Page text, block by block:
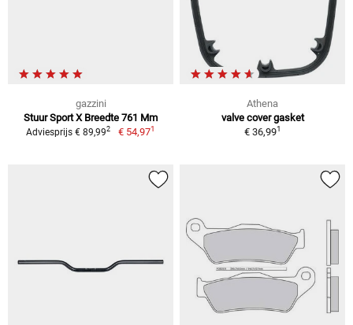
gazzini
Stuur Sport X Breedte 761 Mm
Adviesprijs € 89,992 € 54,971
Athena
valve cover gasket
€ 36,991